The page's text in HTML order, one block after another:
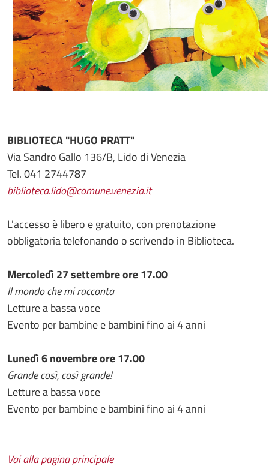
BIBLIOTECA "HUGO PRATT"
Via Sandro Gallo 136/B, Lido di Venezia
Tel. 041 2744787
biblioteca.lido@comune.venezia.it
L'accesso è libero e gratuito, con prenotazione
obbligatoria telefonando o scrivendo in Biblioteca.
Mercoledì 27 settembre ore 17.00
Il mondo che mi racconta
Letture a bassa voce
Evento per bambine e bambini fino ai 4 anni
Lunedì 6 novembre ore 17.00
Grande così, così grande!
Letture a bassa voce
Evento per bambine e bambini fino ai 4 anni
Vai alla pagina principale